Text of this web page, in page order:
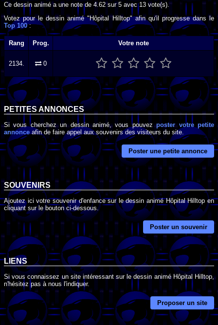
Ce dessin animé a une note de 4.62sur5 avec13 vote(s).
Votez pour le dessin animé "Hôpital Hilltop" afin qu'il progresse dans le
Top 100:
Rang Prog. Votre note
2134. 0
PETITES ANNONCES
Si vous cherchez un dessin animé, vous pouvezposter votre petite
annonce afin de faire appel aux souvenirs des visiteurs du site.
Poster une petite annonce
SOUVENIRS
Ajoutez ici votre souvenir d'enfance sur le dessin animé Hôpital Hilltop en
cliquant sur le bouton ci-dessous.
Poster un souvenir
LIENS
Si vous connaissez un site intéressant sur le dessin animé Hôpital Hilltop,
n'hésitez pas à nous l'indiquer.
Proposer un site